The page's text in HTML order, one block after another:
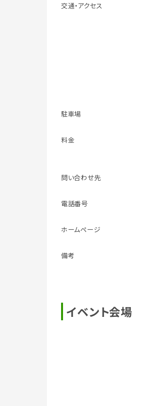
交通・アクセス
駐車場
料金
問い合わせ先
電話番号
ホームページ
備考
イベント会場